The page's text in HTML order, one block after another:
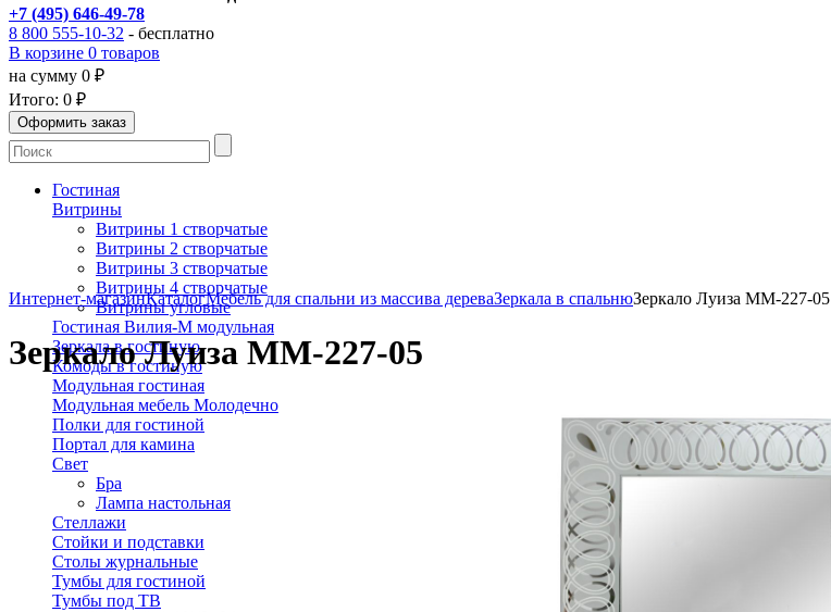
+7 (495) 646-49-78
8 800 555-10-32 - бесплатно
В корзине 0 товаров
на сумму 0 ₽
Итого: 0 ₽
Гостиная
Витрины
Витрины 1 створчатые
Витрины 2 створчатые
Витрины 3 створчатые
Витрины 4 створчатые
Витрины угловые
Гостиная Вилия-М модульная
Зеркала в гостиную
Комоды в гостиную
Модульная гостиная
Модульная мебель Молодечно
Полки для гостиной
Портал для камина
Свет
Бра
Лампа настольная
Стеллажи
Стойки и подставки
Столы журнальные
Тумбы для гостиной
Тумбы под ТВ
Интернет-магазинКаталогМебель для спальни из массива дереваЗеркала в спальнюЗеркало Луиза ММ-227-05
Зеркало Луиза ММ-227-05